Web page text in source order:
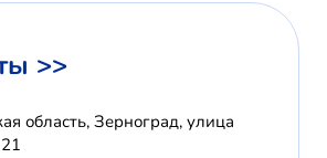
>>
область, Зерноград, улица